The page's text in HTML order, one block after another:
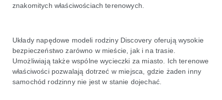
znakomitych właściwościach terenowych.
Układy napędowe modeli rodziny Discovery oferują wysokie
bezpieczeństwo zarówno w mieście, jak i na trasie.
Umożliwiają także wspólne wycieczki za miasto. Ich terenowe
właściwości pozwalają dotrzeć w miejsca, gdzie żaden inny
samochód rodzinny nie jest w stanie dojechać.